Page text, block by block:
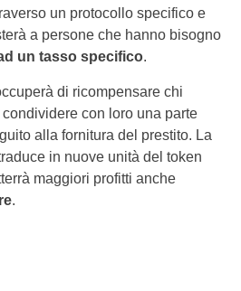
un protocollo specifico e
a persone che hanno bisogno
un tasso specifico.
di ricompensare chi
con loro una parte
alla fornitura del prestito. La
in nuove unità del token
maggiori profitti anche
.